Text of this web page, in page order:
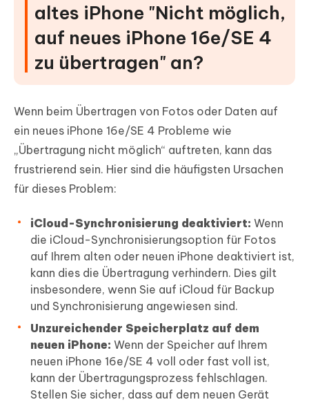
altes iPhone "Nicht möglich,
auf neues iPhone 16e/SE 4
zu übertragen" an?
Wenn beim Übertragen von Fotos oder Daten auf
ein neues iPhone 16e/SE 4 Probleme wie
„Übertragung nicht möglich“ auftreten, kann das
frustrierend sein. Hier sind die häufigsten Ursachen
für dieses Problem:
iCloud-Synchronisierung deaktiviert: Wenn
die iCloud-Synchronisierungsoption für Fotos
auf Ihrem alten oder neuen iPhone deaktiviert ist,
kann dies die Übertragung verhindern. Dies gilt
insbesondere, wenn Sie auf iCloud für Backup
und Synchronisierung angewiesen sind.
Unzureichender Speicherplatz auf dem
neuen iPhone: Wenn der Speicher auf Ihrem
neuen iPhone 16e/SE 4 voll oder fast voll ist,
kann der Übertragungsprozess fehlschlagen.
Stellen Sie sicher, dass auf dem neuen Gerät